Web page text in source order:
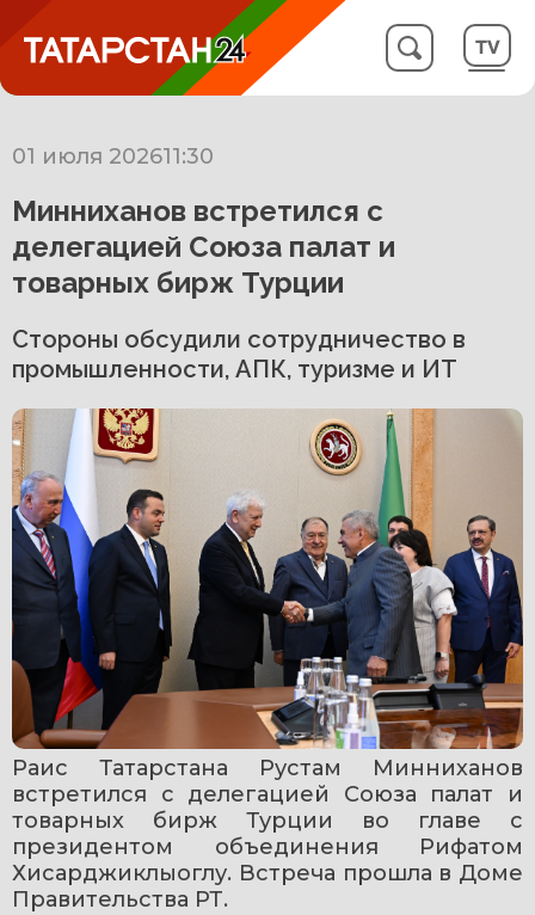
01 июля 202611:30
Минниханов встретился с
делегацией Союза палат и
товарных бирж Турции
Стороны обсудили сотрудничество в
промышленности, АПК, туризме и ИТ
Раис Татарстана Рустам Минниханов
встретился с делегацией Союза палат и
товарных бирж Турции во главе с
президентом объединения Рифатом
Хисарджиклыоглу. Встреча прошла в Доме
Правительства РТ.